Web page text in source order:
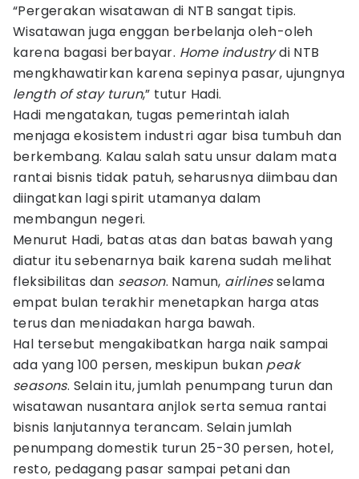
“Pergerakan wisatawan di NTB sangat tipis.
Wisatawan juga enggan berbelanja oleh-oleh
karena bagasi berbayar. Home industrydi NTB
mengkhawatirkan karena sepinya pasar, ujungnya
length of stay turun,” tutur Hadi.
Hadi mengatakan, tugas pemerintah ialah
menjaga ekosistem industri agar bisa tumbuh dan
berkembang. Kalau salah satu unsur dalam mata
rantai bisnis tidak patuh, seharusnya diimbau dan
diingatkan lagi spirit utamanya dalam
membangun negeri.
Menurut Hadi, batas atas dan batas bawah yang
diatur itu sebenarnya baik karena sudah melihat
fleksibilitas dan season. Namun, airlinesselama
empat bulan terakhir menetapkan harga atas
terus dan meniadakan harga bawah.
Hal tersebut mengakibatkan harga naik sampai
ada yang 100 persen, meskipun bukan peak
seasons. Selain itu, jumlah penumpang turun dan
wisatawan nusantara anjlok serta semua rantai
bisnis lanjutannya terancam. Selain jumlah
penumpang domestik turun 25-30 persen, hotel,
resto, pedagang pasar sampai petani dan